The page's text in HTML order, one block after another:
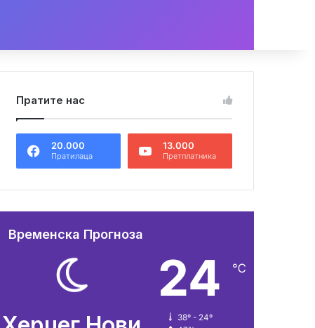
Пратите нас
20.000
Пратилаца
13.000
Претплатника
Временска Прогноза
24 ℃
38º - 24º